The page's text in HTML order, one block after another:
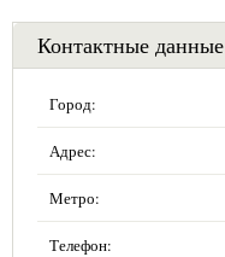
Контактные данные
Город:
Адрес:
Метро:
Телефон: